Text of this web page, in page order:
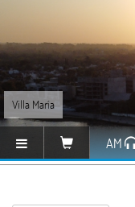
Villa María
AM